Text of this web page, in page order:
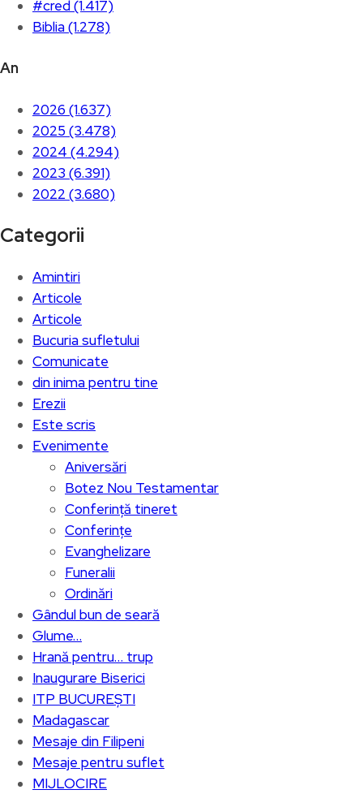
#cred (1.417)
Biblia (1.278)
An
2026 (1.637)
2025 (3.478)
2024 (4.294)
2023 (6.391)
2022 (3.680)
Categorii
Amintiri
Articole
Articole
Bucuria sufletului
Comunicate
din inima pentru tine
Erezii
Este scris
Evenimente
Aniversări
Botez Nou Testamentar
Conferință tineret
Conferințe
Evanghelizare
Funeralii
Ordinări
Gândul bun de seară
Glume…
Hrană pentru… trup
Inaugurare Biserici
ITP BUCUREȘTI
Madagascar
Mesaje din Filipeni
Mesaje pentru suflet
MIJLOCIRE